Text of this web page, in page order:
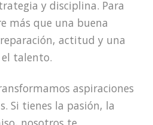
y disciplina. Para
más que una buena
actitud y una
talento.
aspiraciones
Si tienes la pasión, la